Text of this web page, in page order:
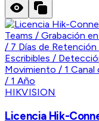
HIKVISION
Licencia Hik-